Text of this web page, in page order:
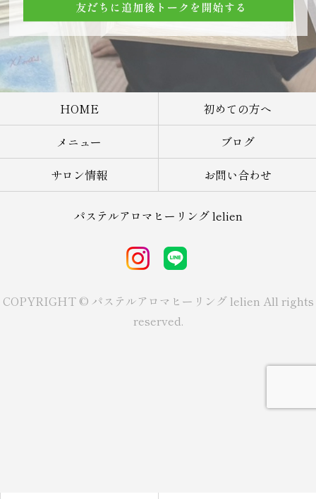
HOME
初めての方へ
メニュー
ブログ
サロン情報
お問い合わせ
パステルアロマヒーリング lelien
COPYRIGHT © パステルアロマヒーリング lelien All rights
reserved.